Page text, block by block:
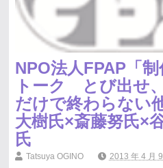
NPO法人FPAP「
トーク とび出せ
だけで終わらない
大樹氏×斎藤努氏×
氏
Tatsuya OGINO 2013 年 4 月 9